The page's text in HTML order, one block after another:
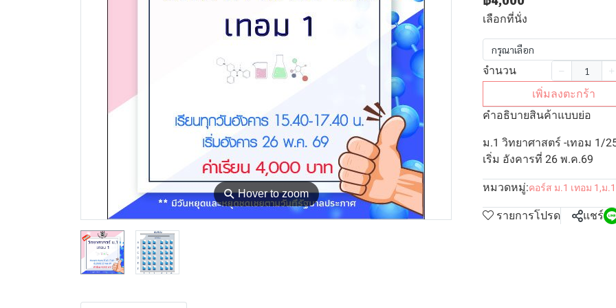
⚲Hover to zoom
เลือกที่นั่ง
กรุณาเลือก
จำนวน
เพิ่มลงตะกร้า
คำอธิบายสินค้าแบบย่อ
ม.1 วิทยาศาสตร์ -เทอม 1/
เริ่ม อังคารที่ 26 พ.ค.69
หมวดหมู่:คอร์ส ม.1 เทอม 1 ,ม
รายการโปรด แชร์